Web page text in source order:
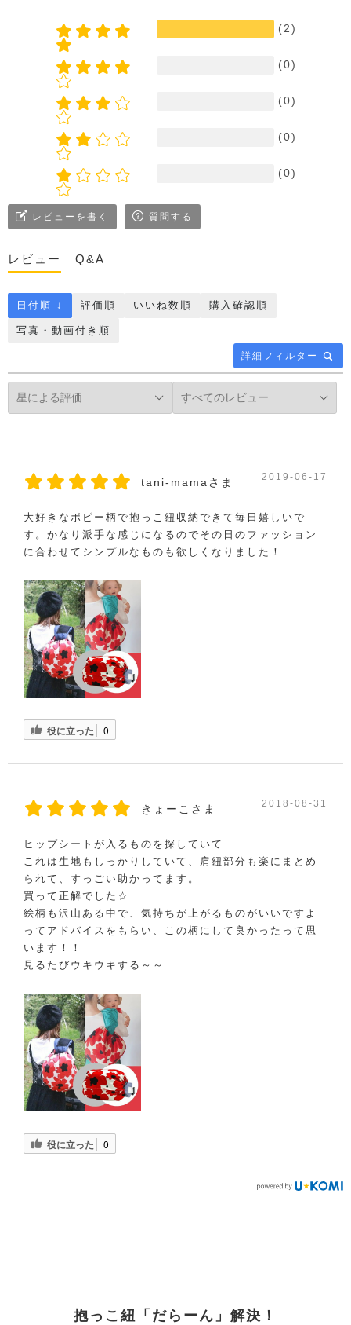
(2)
(0)
(0)
(0)
(0)
レビューを書く 質問する
レビュー Q&A
詳細フィルター
日付順 ↓ 評価順 いいね数順 購入確認順
写真・動画付き順
tani-mamaさま 2019-06-17
大好きなポピー柄で抱っこ紐収納できて毎日嬉しいで
す。かなり派手な感じになるのでその日のファッション
に合わせてシンプルなものも欲しくなりました！
役に立った 0
きょーこさま 2018-08-31
ヒップシートが入るものを探していて…
これは生地もしっかりしていて、肩紐部分も楽にまとめ
られて、すっごい助かってます。
買って正解でした☆
絵柄も沢山ある中で、気持ちが上がるものがいいですよ
ってアドバイスをもらい、この柄にして良かったって思
います！！
見るたびウキウキする～～
役に立った 0
抱っこ紐「だらーん」解決！